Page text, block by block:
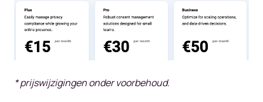
* prijswijzigingen onder voorbehoud.